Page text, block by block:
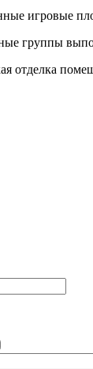
игровые
группы
отделка